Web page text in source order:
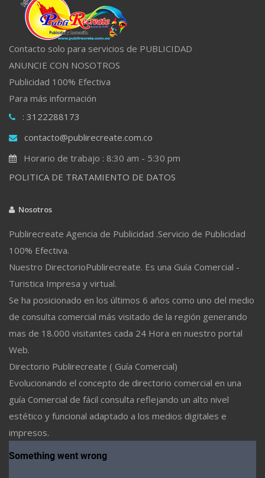
Contacto solo para servicios de PUBLICIDAD
ANUNCIE CON NOSOTROS
Publicidad 100% Efectiva
Para más información
: 3122288173
contacto@publirecreate.com.co
Horario de trabajo : 8:30 am - 5:30 pm
POLITICA DE TRATAMIENTO DE DATOS
Nosotros
Publirecreate Agencia de Publicidad .Servicio de Publicidad
100% Efectiva.
Nuestro DirectorioPublirecreate. Es una Guía Comercial -
Turistica Impresa y virtual.
Se ha posicionado en los últimos 6 años como uno del medio
de consulta comercial más visitado de la región generando
mas de 18.000 visitantes cada 24 Hora en nuestro portal
Web.
Directorio Publirecreate ( Guía Comercial)
Evolucionando el concepto de directorio comercial en una
guía Comercial de fácil consulta reflejando un alto nivel
estético y funcional adaptado a los medios digitales e
impresos.